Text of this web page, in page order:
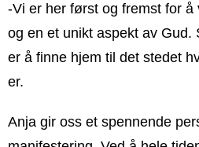
-Vi er her først og fremst for
og en et unikt aspekt av Gud.
er å finne hjem til det stedet
er.
Anja gir oss et spennende